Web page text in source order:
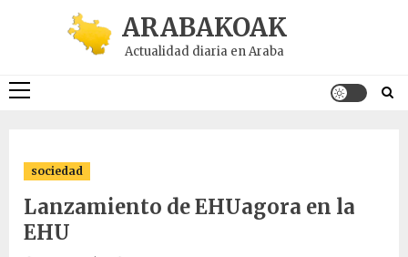
ARABAKOAK
Actualidad diaria en Araba
Menú
sociedad
Lanzamiento de EHUagora en la
EHU